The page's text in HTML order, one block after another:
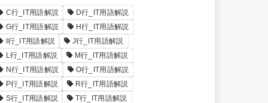
C行_IT用語解説
D行_IT用語解説
G行_IT用語解説
H行_IT用語解説
I行_IT用語解説
J行_IT用語解説
L行_IT用語解説
M行_IT用語解説
N行_IT用語解説
O行_IT用語解説
P行_IT用語解説
R行_IT用語解説
S行_IT用語解説
T行_IT用語解説